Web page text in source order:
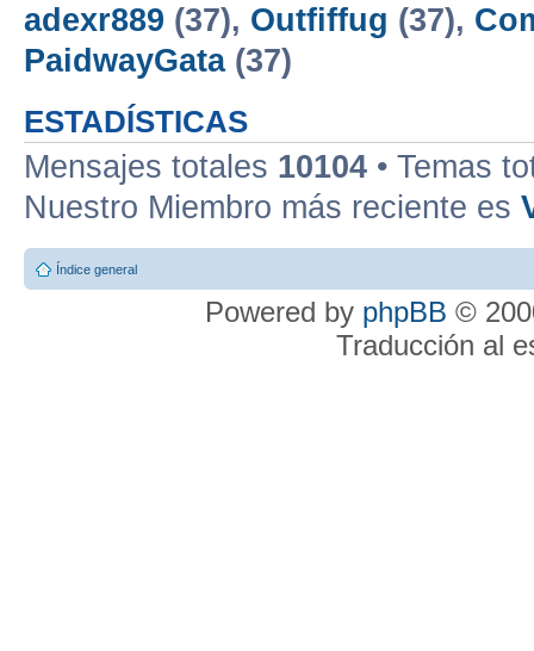
adexr889 (37), Outfiffug (37),
PaidwayGata(37)
ESTADÍSTICAS
Mensajes totales 10104 • Temas
Nuestro Miembro más reciente es
Índice general
Powered by phpBB ©
Traducción al